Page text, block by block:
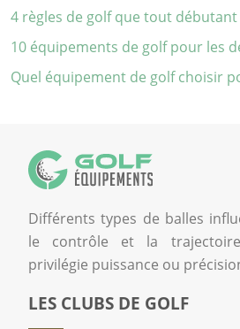
4 règles de golf que tout
10 équipements de golf pour les
Quel équipement de golf choisir
Différents types de balles
le contrôle et la
privilégie puissance ou
LES CLUBS DE GOLF